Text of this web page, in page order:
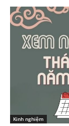
Kinh nghiệm